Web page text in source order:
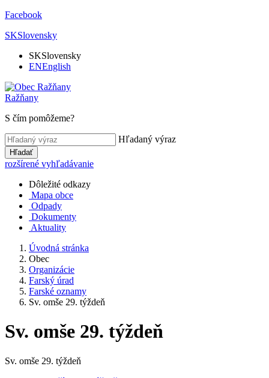
Facebook
SKSlovensky
SKSlovensky
ENEnglish
Ražňany
S čím pomôžeme?
Hľadaný výraz
Hľadať
rozšírené vyhľadávanie
Dôležité odkazy
Mapa obce
Odpady
Dokumenty
Aktuality
Úvodná stránka
Obec
Organizácie
Farský úrad
Farské oznamy
Sv. omše 29. týždeň
Sv. omše 29. týždeň
Sv. omše 29. týždeň